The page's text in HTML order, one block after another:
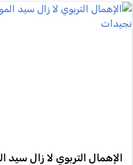
الإهمال التربوي لا زال سيد